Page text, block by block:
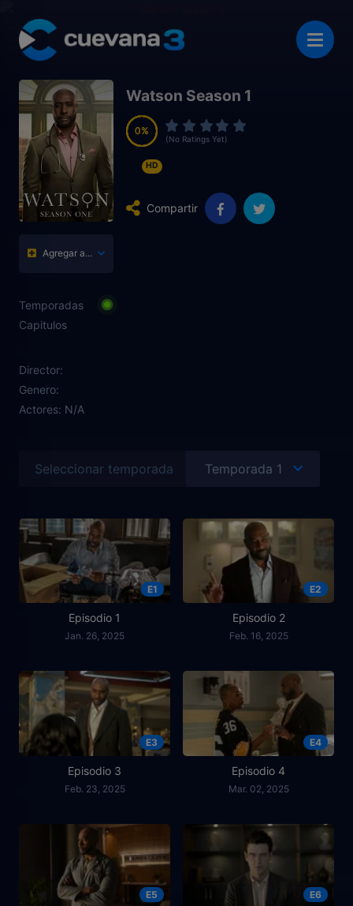
Agregar a...
Temporadas
Capitulos
Watson Season 1
0
0
0
0
(No Ratings Yet)
HD
Compartir
Director:
Genero:
Actores: N/A
Seleccionar temporada
E1
Episodio 1
Jan. 26, 2025
E2
Episodio 2
Feb. 16, 2025
E3
Episodio 3
Feb. 23, 2025
E4
Episodio 4
Mar. 02, 2025
E5 E6